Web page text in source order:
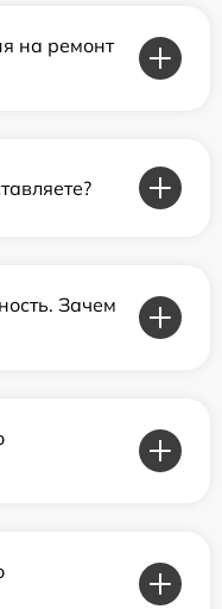
на ремонт
Зачем